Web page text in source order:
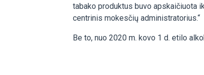
tabako produktus buvo apskaičiuota
centrinis mokesčių administratorius.“
Be to, nuo 2020 m. kovo 1 d. etilo